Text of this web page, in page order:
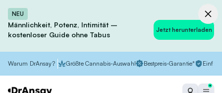
NEU
Männlichkeit, Potenz, Intimität –
kostenloser Guide ohne Tabus
Jetzt herunterladen
Warum DrAnsay? Größte Cannabis-Auswahl Bestpreis-Garantie*